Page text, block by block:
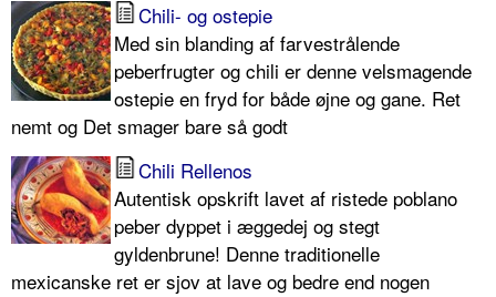
Chili- og ostepie
Med sin blanding af farvestrålende
peberfrugter og chili er denne velsmagende
ostepie en fryd for både øjne og gane. Ret
nemt og Det smager bare så godt
Chili Rellenos
Autentisk opskrift lavet af ristede poblano
peber dyppet i æggedej og stegt
gyldenbrune! Denne traditionelle
mexicanske ret er sjov at lave og bedre end nogen